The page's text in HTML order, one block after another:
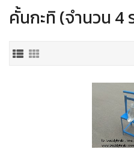
คั้นกะทิ (จำนวน 4